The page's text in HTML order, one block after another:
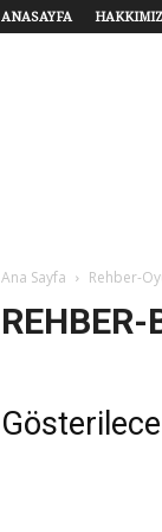
ANASAYFA
Ana Sayfa Rehber-
REHBER-